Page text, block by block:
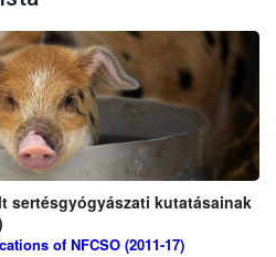
sertésgyógyászati kutatásainak
of NFCSO (2011-17)